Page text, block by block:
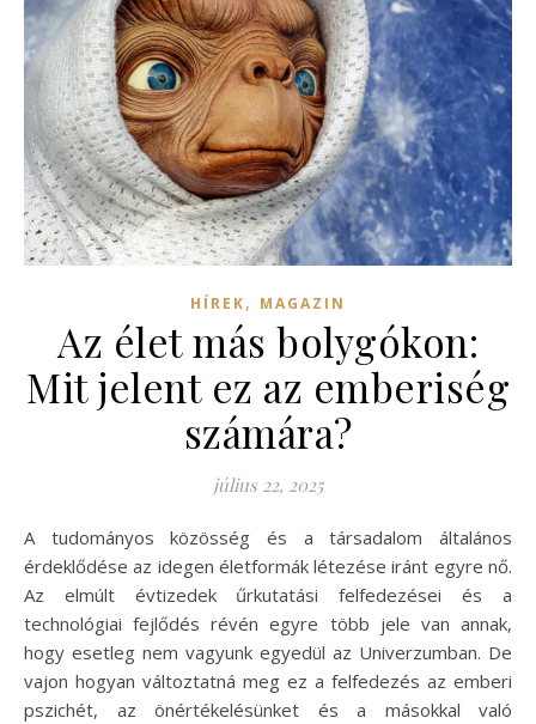
HÍREK, MAGAZIN
Az élet más bolygókon:
Mit jelent ez az emberiség
számára?
július 22, 2025
A tudományos közösség és a társadalom általános
érdeklődése az idegen életformák létezése iránt egyre nő.
Az elmúlt évtizedek űrkutatási felfedezései és a
technológiai fejlődés révén egyre több jele van annak,
hogy esetleg nem vagyunk egyedül az Univerzumban. De
vajon hogyan változtatná meg ez a felfedezés az emberi
pszichét, az önértékelésünket és a másokkal való